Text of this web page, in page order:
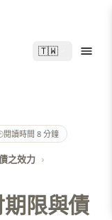
🇹🇼
閱讀時間 8 分鐘
之效力 ›
限與債